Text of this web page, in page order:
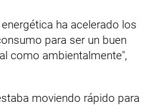
ha acelerado los
para ser un buen
como ambientalmente",
moviendo rápido para